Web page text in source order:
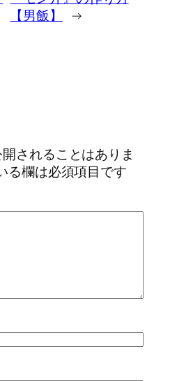
【男飯】
→
されることはありま
る欄は必須項目です